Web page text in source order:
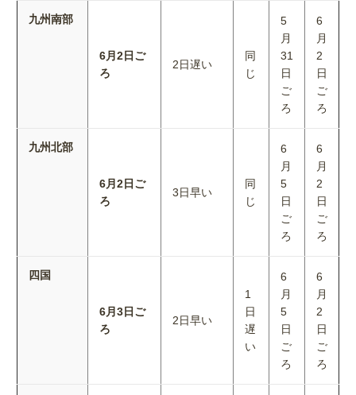
九州南部
6月2日ご
ろ
2日遅い
同
じ
5
月
31
日
ご
ろ
6
月
2
日
ご
ろ
九州北部
6月2日ご
ろ
3日早い
同
じ
6
月
5
日
ご
ろ
6
月
2
日
ご
ろ
四国
6月3日ご
ろ
2日早い
1
日
遅
い
6
月
5
日
ご
ろ
6
月
2
日
ご
ろ